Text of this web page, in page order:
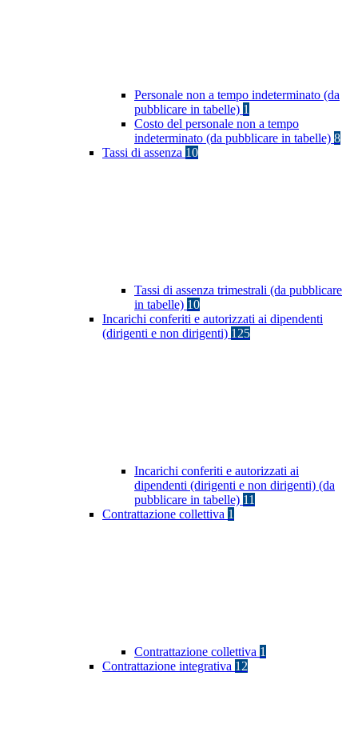
Personale non a tempo indeterminato (da
pubblicare in tabelle) 1
Costo del personale non a tempo
indeterminato (da pubblicare in tabelle) 8
Tassi di assenza 10
Tassi di assenza trimestrali (da pubblicare
in tabelle) 10
Incarichi conferiti e autorizzati ai dipendenti
(dirigenti e non dirigenti) 125
Incarichi conferiti e autorizzati ai
dipendenti (dirigenti e non dirigenti) (da
pubblicare in tabelle) 11
Contrattazione collettiva 1
Contrattazione collettiva 1
Contrattazione integrativa 12